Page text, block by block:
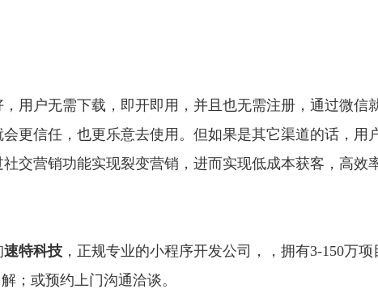
用户无需下载，即开即用，并且也无需注册，通过微
更信任，也更乐意去使用。但如果是其它渠道的话，
交营销功能实现裂变营销，进而实现低成本获客，高效
速特科技 ，正规专业的小程序开发公司，，拥有3-150万
；或预约上门沟通洽谈。